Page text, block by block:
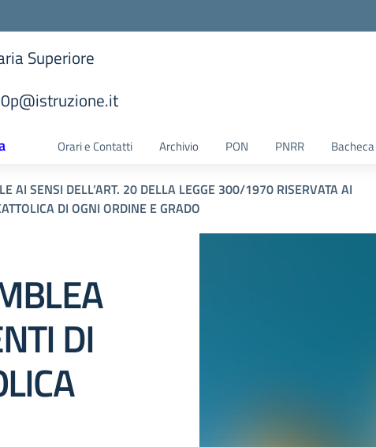
Superiore
Orari e Contatti Archivio PON PNRR
AI SENSI DELL’ART. 20 DELLA LEGGE 300/1970 RISERVATA AI
DI OGNI ORDINE E GRADO
DI